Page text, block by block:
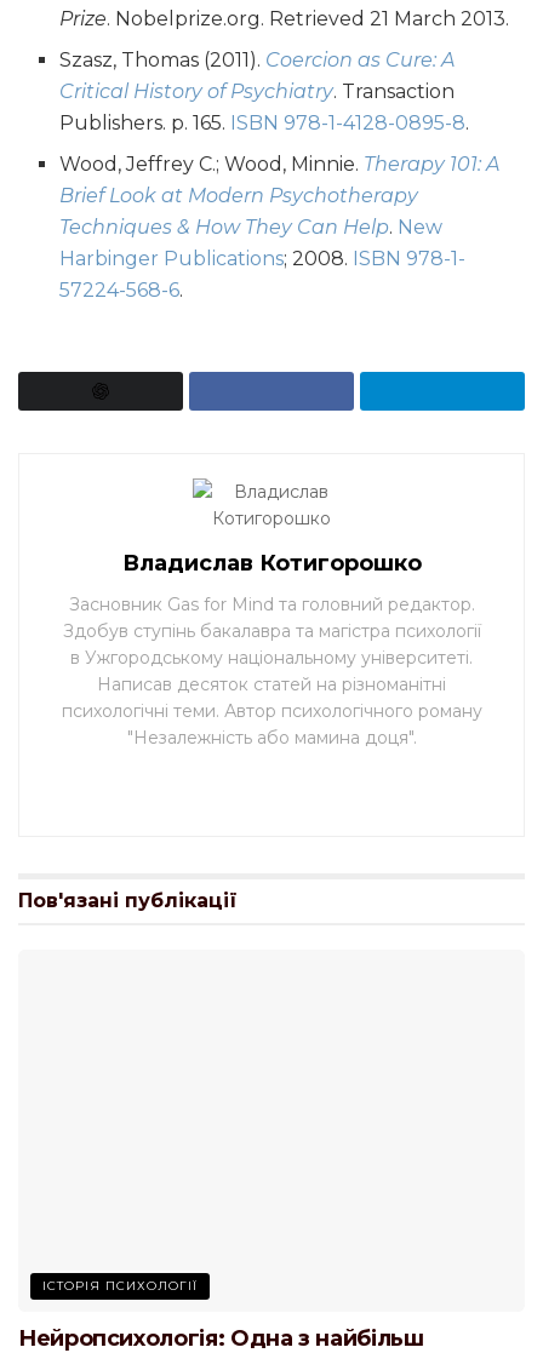
Prize. Nobelprize.org. Retrieved 21 March 2013.
Szasz, Thomas (2011). Coercion as Cure: A
Critical History of Psychiatry. Transaction
Publishers. p. 165. ISBN 978-1-4128-0895-8.
Wood, Jeffrey C.; Wood, Minnie. Therapy 101: A
Brief Look at Modern Psychotherapy
Techniques & How They Can Help. New
Harbinger Publications; 2008. ISBN 978-1-
57224-568-6.
Владислав Котигорошко
Засновник Gas for Mind та головний редактор.
Здобув ступінь бакалавра та магістра психології
в Ужгородському національному університеті.
Написав десяток статей на різноманітні
психологічні теми. Автор психологічного роману
"Незалежність або мамина доця".
Пов'язані публікації
ІСТОРІЯ ПСИХОЛОГІЇ
Нейропсихологія: Одна з найбільш